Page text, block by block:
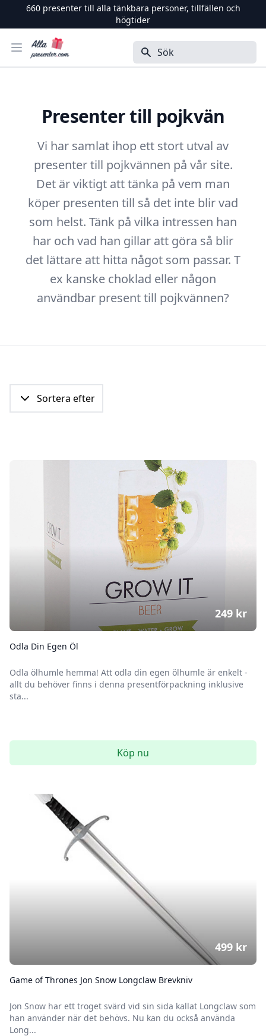
660presenter till alla tänkbara personer, tillfällen och
högtider
Öppna menyn
Alla Presenter Sök
Presenter till pojkvän
Vi har samlat ihop ett stort utval av
presenter till pojkvännen på vår site.
Det är viktigt att tänka på vem man
köper presenten till så det inte blir vad
som helst. Tänk på vilka intressen han
har och vad han gillar att göra så blir
det lättare att hitta något som passar. T
ex kanske choklad eller någon
användbar present till pojkvännen?
Sortera efter
Odla Din Egen Öl
Odla ölhumle hemma! Att odla din egen ölhumle är enkelt -
allt du behöver finns i denna presentförpackning inklusive
sta...
249 kr
Köp nu
Game of Thrones Jon Snow Longclaw Brevkniv
Jon Snow har ett troget svärd vid sin sida kallat Longclaw som
han använder när det behövs. Nu kan du också använda
Long...
499 kr